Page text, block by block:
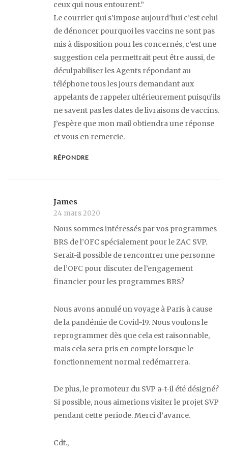
ceux qui nous entourent.”
Le courrier qui s’impose aujourd’hui c’est celui
de dénoncer pourquoi les vaccins ne sont pas
mis à disposition pour les concernés, c’est une
suggestion cela permettrait peut être aussi, de
déculpabiliser les Agents répondant au
téléphone tous les jours demandant aux
appelants de rappeler ultérieurement puisqu’ils
ne savent pas les dates de livraisons de vaccins.
J’espère que mon mail obtiendra une réponse
et vous en remercie.
RÉPONDRE
James
24 mars 2020
Nous sommes intéressés par vos programmes
BRS de l’OFC spécialement pour le ZAC SVP.
Serait-il possible de rencontrer une personne
de l’OFC pour discuter de l’engagement
financier pour les programmes BRS?
Nous avons annulé un voyage à Paris à cause
de la pandémie de Covid-19. Nous voulons le
reprogrammer dès que cela est raisonnable,
mais cela sera pris en compte lorsque le
fonctionnement normal redémarrera.
De plus, le promoteur du SVP a-t-il été désigné?
Si possible, nous aimerions visiter le projet SVP
pendant cette periode. Merci d’avance.
Cdt.,